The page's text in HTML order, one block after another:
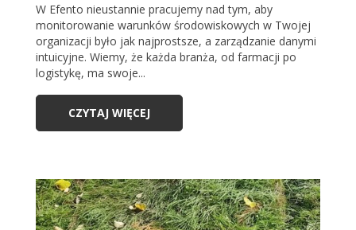
W Efento nieustannie pracujemy nad tym, aby
monitorowanie warunków środowiskowych w Twojej
organizacji było jak najprostsze, a zarządzanie danymi
intuicyjne. Wiemy, że każda branża, od farmacji po
logistykę, ma swoje...
CZYTAJ WIĘCEJ